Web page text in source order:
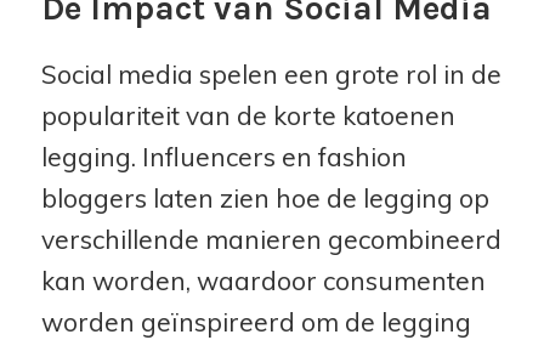
De Impact van Social Media
Social media spelen een grote rol in de
populariteit van de korte katoenen
legging. Influencers en fashion
bloggers laten zien hoe de legging op
verschillende manieren gecombineerd
kan worden, waardoor consumenten
worden geïnspireerd om de legging